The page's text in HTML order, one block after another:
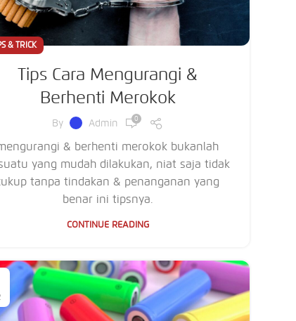
& TRICK
Tips Cara Mengurangi &
Berhenti Merokok
By Admin 0
& berhenti merokok bukanlah
yang mudah dilakukan, niat saja tidak
tanpa tindakan & penanganan yang
benar ini tipsnya.
CONTINUE READING